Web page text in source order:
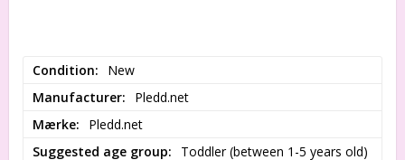
Condition
New
Manufacturer
Pledd.net
Mærke
Pledd.net
Suggested age group
Toddler (between 1-5 years old)